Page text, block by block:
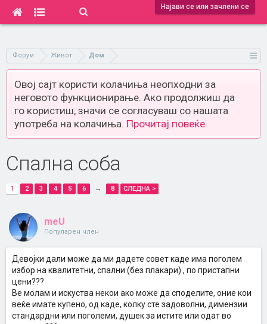
Најави се или зачлени се
Форум Живот Дом
Овој сајт користи колачиња неопходни за
неговото функционирање. Ако продолжиш да
го користиш, значи се согласуваш со нашата
употреба на колачиња. Прочитај повеќе.
Спална соба
1 2 3 4 5 6 → 8 СЛЕДНА >
meU
Популарен член
Девојки дали може да ми дадете совет каде има поголем
избор на квалитетни, спални (без плакари) , по пристапни
цени???
Ве молам и искуства некои ако може да споделите, оние кои
веќе имате купено, од каде, колку сте задоволни, димензии
стандардни или поголеми, душек за истите или одат во